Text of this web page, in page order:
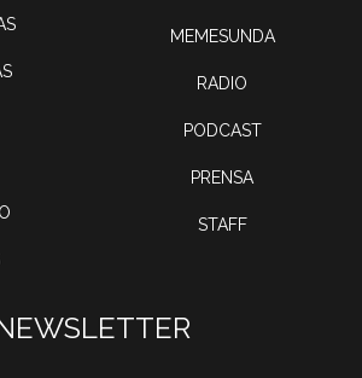
MEMESUNDA
RADIO
PODCAST
PRENSA
STAFF